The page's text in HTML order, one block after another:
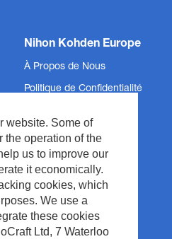
website. Some of
the operation of the
us to improve our
it economically.
cookies, which
We use a
these cookies
Ltd, 7 Waterloo
Nihon Kohden Europe
À Propos de Nous
Politique de Confidentialité
Informations légales &
Conformité
Droits d’Auteur
Politique du Site
Waste Management